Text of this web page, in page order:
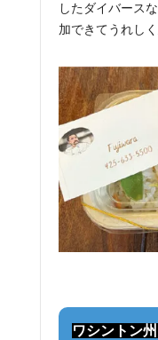
したダイバース
加できてうれしく
ワシントン